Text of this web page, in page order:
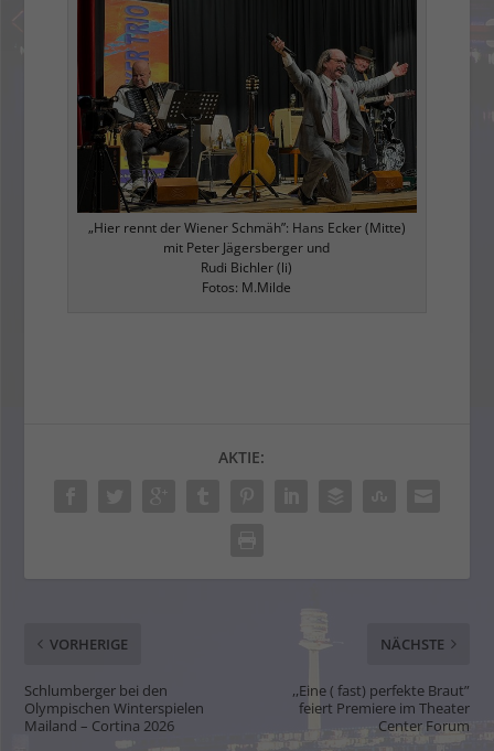
„Hier rennt der Wiener Schmäh”: Hans Ecker (Mitte)
mit Peter Jägersberger und
Rudi Bichler (li)
Fotos: M.Milde
AKTIE:
VORHERIGE
Schlumberger bei den
Olympischen Winterspielen
Mailand – Cortina 2026
NÄCHSTE
,,Eine ( fast) perfekte Braut”
feiert Premiere im Theater
Center Forum